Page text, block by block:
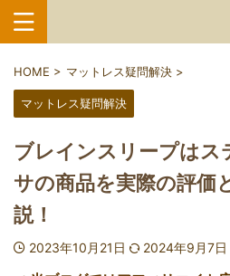
HOME > マットレス疑問解決 >
マットレス疑問解決
ブレインスリープはス
サの商品を実際の評価
説！
2023年10月21日 2024年9月7日